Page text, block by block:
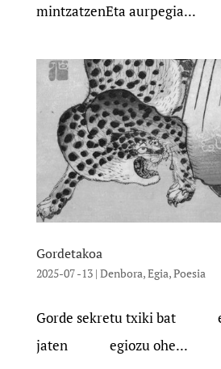
mintzatzenEta aurpegia...
Gordetakoa
2025-07 -13| Denbora,Egia,Poesia
Gorde sekretu txiki bat
jaten egiozu ohe...